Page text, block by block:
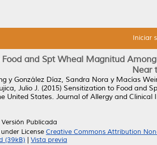
Iniciar
and Spt Wheal Magnitud
Near
y González Díaz, Sandra Nora y Macías
Julio J. (2015) Sensitization to Food and
United States. Journal of Allergy and Clinical
Publicada
License Creative Commons Attribution
(39kB)
Vista previa